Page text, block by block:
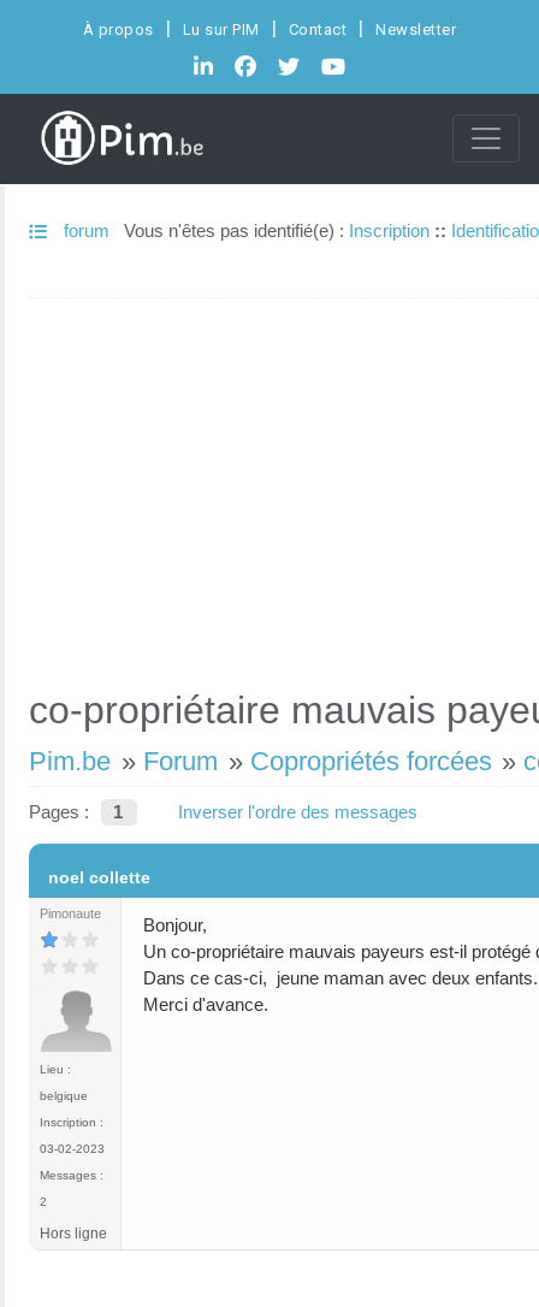
À propos Lu sur PIM Contact Newsletter
forum Vous n'êtes pas identifié(e) : Inscription ::
co-propriétaire mauvais
Pim.be » Forum » Copropriétés forcées »
Pages : 1 Inverser l'ordre des messages
noel collette
Pimonaute
Lieu :
belgique
Inscription :
03-02-2023
Messages :
2
Bonjour,
Un co-propriétaire mauvais payeurs est-il protégé
Dans ce cas-ci, jeune maman avec deux enfants.
Merci d'avance.
Hors ligne